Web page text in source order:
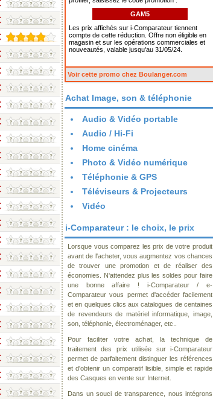
GAM5
Les prix affichés sur i-Comparateur tiennent
compte de cette réduction. Offre non éligible en
magasin et sur les opérations commerciales et
nouveautés, valable jusqu'au 31/05/24.
Voir cette promo chez Boulanger.com
Achat Image, son & téléphonie
Audio & Vidéo portable
Audio / Hi-Fi
Home cinéma
Photo & Vidéo numérique
Téléphonie & GPS
Téléviseurs & Projecteurs
Vidéo
i-Comparateur : le choix, le prix
Lorsque vous comparez les prix de votre produit
avant de l'acheter, vous augmentez vos chances
de trouver une promotion et de réaliser des
économies. N'attendez plus les soldes pour faire
une bonne affaire ! i-Comparateur / e-
Comparateur vous permet d'accéder facilement
et en quelques clics aux catalogues de centaines
de revendeurs de matériel informatique, image,
son, téléphonie, électroménager, etc..
Pour faciliter votre achat, la technique de
traitement des prix utilisée sur i-Comparateur
permet de parfaitement distinguer les références
et d'obtenir un comparatif lisible, simple et rapide
des Casques en vente sur Internet.
Dans un souci de transparence, nous intégrons